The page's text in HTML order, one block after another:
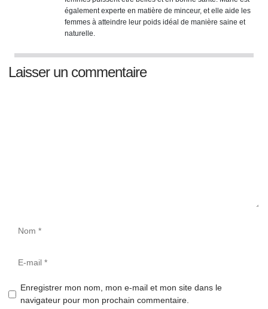
également experte en matière de minceur, et elle aide les
femmes à atteindre leur poids idéal de manière saine et
naturelle.
Laisser un commentaire
Enregistrer mon nom, mon e-mail et mon site dans le
navigateur pour mon prochain commentaire.